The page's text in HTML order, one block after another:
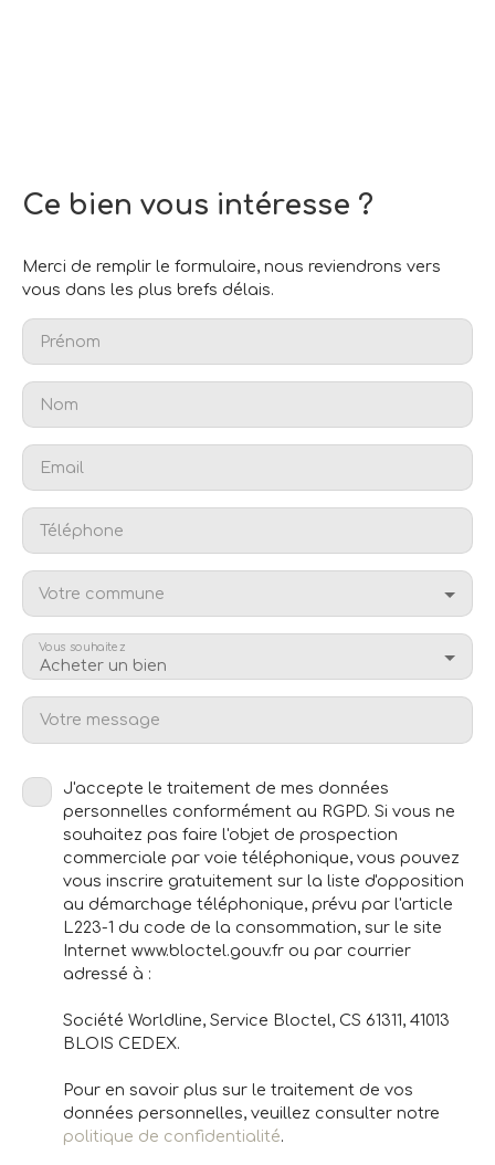
Ce bien vous intéresse ?
Merci de remplir le formulaire, nous reviendrons vers
vous dans les plus brefs délais.
Prénom
Nom
Email
Téléphone
Votre commune
Acheter un bien
Vous souhaitez
Votre message
J'accepte le traitement de mes données
personnelles conformément au RGPD. Si vous ne
souhaitez pas faire l'objet de prospection
commerciale par voie téléphonique, vous pouvez
vous inscrire gratuitement sur la liste d'opposition
au démarchage téléphonique, prévu par l'article
L223-1 du code de la consommation, sur le site
Internet www.bloctel.gouv.fr ou par courrier
adressé à :
Société Worldline, Service Bloctel, CS 61311, 41013
BLOIS CEDEX.
Pour en savoir plus sur le traitement de vos
données personnelles, veuillez consulter notre
politique de confidentialité.